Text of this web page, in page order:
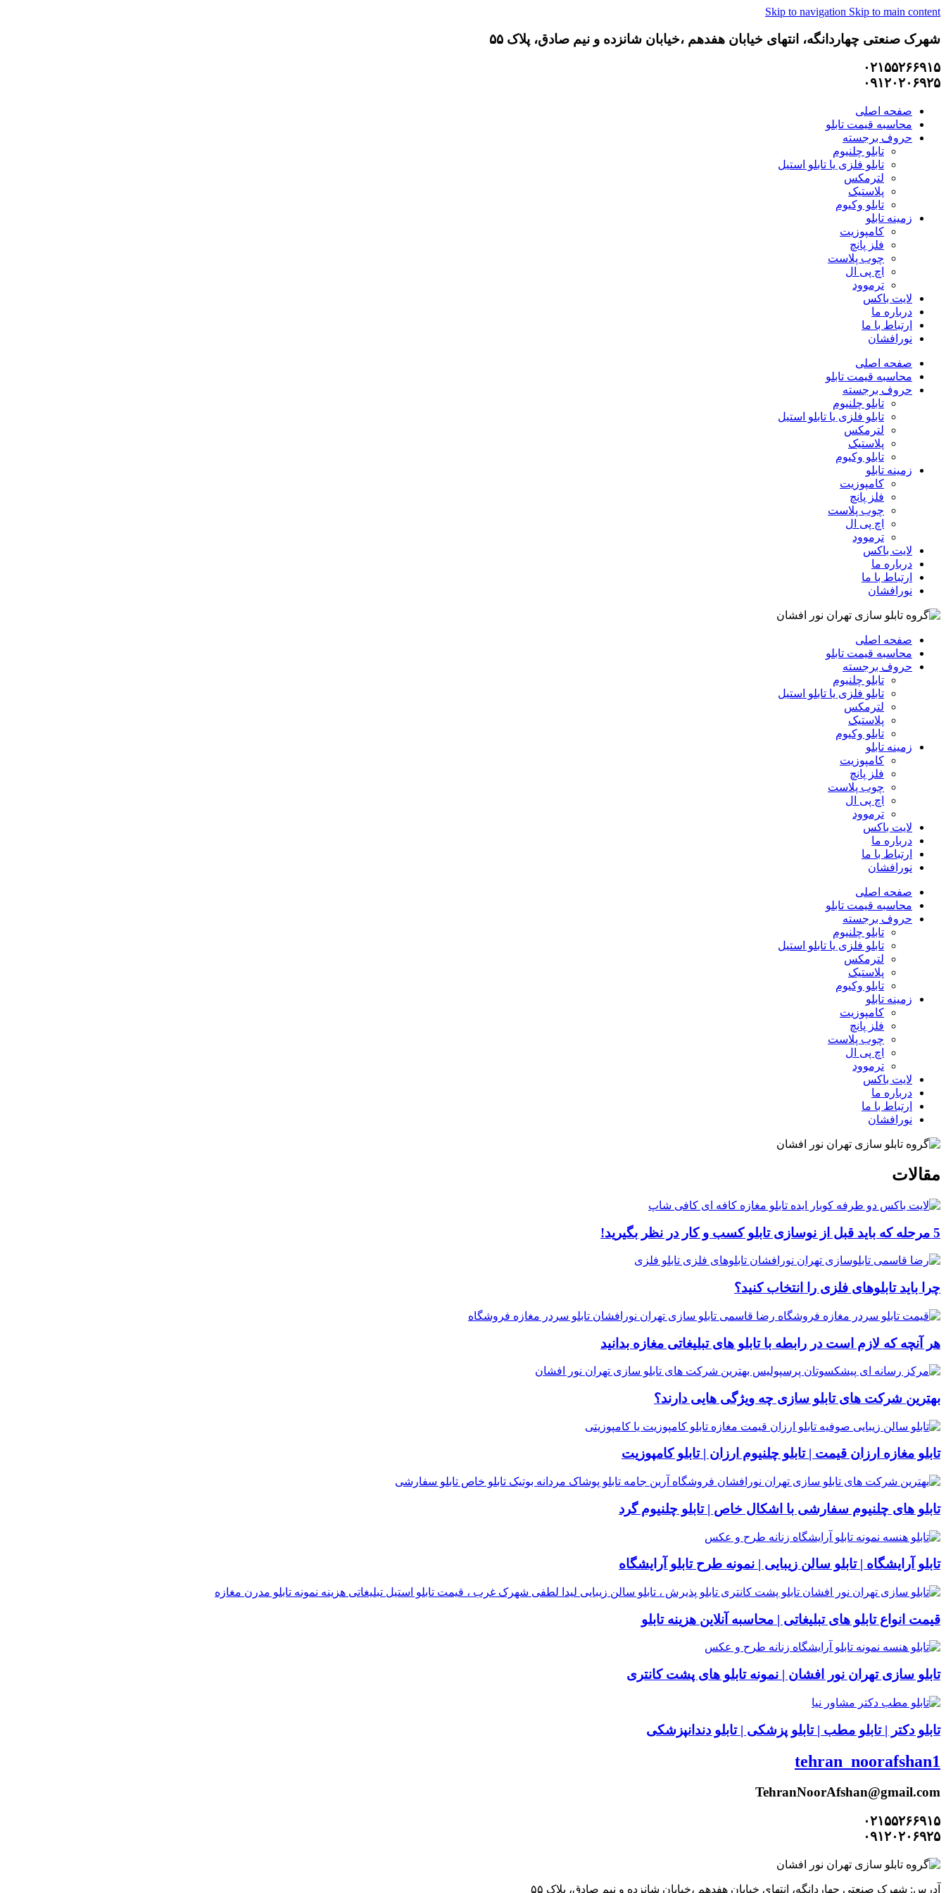
Skip to navigation Skip to main content
شهرک صنعتی چهاردانگه، انتهای خیابان هفدهم ،خیابان شانزده و نیم صادق، پلاک ۵۵
۰۲۱۵۵۲۶۶۹۱۵
۰۹۱۲۰۲۰۶۹۲۵
صفحه اصلی
محاسبه قیمت تابلو
حروف برجسته
تابلو چلنیوم
تابلو فلزی یا تابلو استیل
لترمکس
پلاستیک
تابلو وکیوم
زمینه تابلو
کامپوزیت
فلز پانچ
چوب پلاست
اچ پی ال
ترموود
لایت باکس
درباره ما
ارتباط با ما
نورافشان
صفحه اصلی
محاسبه قیمت تابلو
حروف برجسته
تابلو چلنیوم
تابلو فلزی یا تابلو استیل
لترمکس
پلاستیک
تابلو وکیوم
زمینه تابلو
کامپوزیت
فلز پانچ
چوب پلاست
اچ پی ال
ترموود
لایت باکس
درباره ما
ارتباط با ما
نورافشان
صفحه اصلی
محاسبه قیمت تابلو
حروف برجسته
تابلو چلنیوم
تابلو فلزی یا تابلو استیل
لترمکس
پلاستیک
تابلو وکیوم
زمینه تابلو
کامپوزیت
فلز پانچ
چوب پلاست
اچ پی ال
ترموود
لایت باکس
درباره ما
ارتباط با ما
نورافشان
صفحه اصلی
محاسبه قیمت تابلو
حروف برجسته
تابلو چلنیوم
تابلو فلزی یا تابلو استیل
لترمکس
پلاستیک
تابلو وکیوم
زمینه تابلو
کامپوزیت
فلز پانچ
چوب پلاست
اچ پی ال
ترموود
لایت باکس
درباره ما
ارتباط با ما
نورافشان
مقالات
5 مرحله که باید قبل از نوسازی تابلو کسب و کار در نظر بگیرید!
چرا باید تابلوهای فلزی را انتخاب کنید؟
هر آنچه که لازم است در رابطه با تابلو های تبلیغاتی مغازه بدانید
بهترین شرکت های تابلو سازی چه ویژگی هایی دارند؟
تابلو مغازه ارزان قیمت | تابلو چلنیوم ارزان | تابلو کامپوزیت
تابلو های چلنیوم سفارشی با اشکال خاص | تابلو چلنیوم گرد
تابلو آرایشگاه | تابلو سالن زیبایی | نمونه طرح تابلو آرایشگاه
قیمت انواع تابلو های تبلیغاتی | محاسبه آنلاین هزینه تابلو
تابلو سازی تهران نور افشان | نمونه تابلو های پشت کانتری
تابلو دکتر | تابلو مطب | تابلو پزشکی | تابلو دندانپزشکی
tehran_noorafshan1
TehranNoorAfshan@gmail.com
۰۲۱۵۵۲۶۶۹۱۵
۰۹۱۲۰۲۰۶۹۲۵
آدرس: شهرک صنعتی چهاردانگه، انتهای خیابان هفدهم ،خیابان شانزده و نیم صادق، پلاک ۵۵